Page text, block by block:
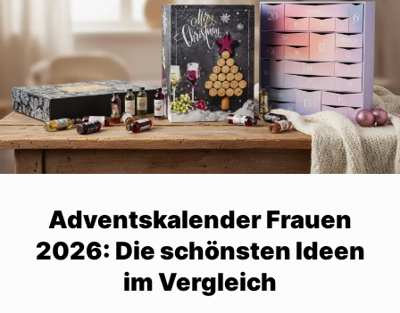
Adventskalender Frauen
2026: Die schönsten Ideen
im Vergleich